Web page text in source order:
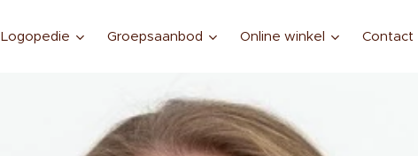
Logopedie Groepsaanbod Online winkel Contact